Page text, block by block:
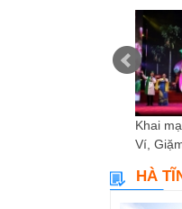
Khai
Ví,
HÀ